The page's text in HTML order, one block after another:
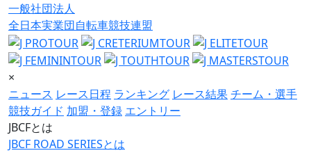
一般社団法人
全日本実業団自転車競技連盟
×
ニュース レース日程 ランキング レース結果チーム・選手
競技ガイド 加盟・登録 エントリー
JBCFとは
JBCF ROAD SERIESとは